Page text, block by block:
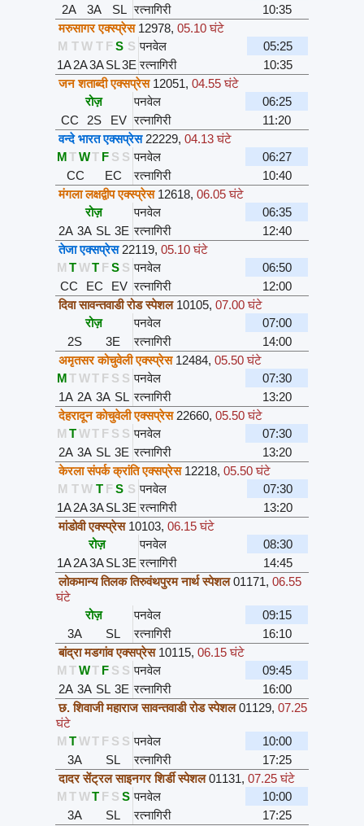
2A
3A SL रत्नागिरी
10:35
मरुसागर एक्स्प्रेस 12978,05.10 घंटे
M T W T F S S पनवेल
05:25
1A2A3ASL3E रत्नागिरी
10:35
जन शताब्दी एक्सप्रेस 12051,04.55 घंटे
रोज़
पनवेल
06:25
CC
2S EV रत्नागिरी
11:20
वन्दे भारत एक्सप्रेस 22229,04.13 घंटे
MTWT F S S पनवेल
06:27
CC
EC रत्नागिरी
10:40
मंगला लक्षद्वीप एक्स्प्रेस 12618,06.05 घंटे
रोज़
पनवेल
06:35
2A 3A SL 3E रत्नागिरी
12:40
तेजा एक्सप्रेस 22119,05.10 घंटे
M TWT FS S पनवेल
06:50
CC
EC EV रत्नागिरी
12:00
दिवा सावन्तवाडी रोड स्पेशल 10105,07.00 घंटे
रोज़
पनवेल
07:00
2S
3E रत्नागिरी
14:00
अमृतसर कोचुवेली एक्स्प्रेस 12484,05.50 घंटे
MTWT F S S पनवेल
07:30
1A 2A 3A SL रत्नागिरी
13:20
देहरादून कोचुवेली एक्सप्रेस 22660,05.50 घंटे
M TWT F S S पनवेल
07:30
2A 3A SL 3E रत्नागिरी
13:20
केरला संपर्क क्रांति एक्सप्रेस 12218,05.50 घंटे
M T W T F S S पनवेल
07:30
1A2A3ASL3E रत्नागिरी
13:20
मांडोवी एक्स्प्रेस 10103,06.15 घंटे
रोज़
पनवेल
08:30
1A2A3ASL3E रत्नागिरी
14:45
लोकमान्य तिलक तिरुवंथपुरम नार्थ स्पेशल 01171,06.55
घंटे
रोज़
पनवेल
09:15
3A
SL रत्नागिरी
16:10
बांद्रा मडगांव एक्सप्रेस 10115,06.15 घंटे
M TWT F S S पनवेल
09:45
2A 3A SL 3E रत्नागिरी
16:00
छ. शिवाजी महाराज सावन्तवाडी रोड स्पेशल 01129,07.25
घंटे
M TWT F S S पनवेल
10:00
3A
SL रत्नागिरी
17:25
दादर सेंट्रल साइनगर शिर्डी स्पेशल 01131,07.25 घंटे
M TWT F S S पनवेल
10:00
3A
SL रत्नागिरी
17:25